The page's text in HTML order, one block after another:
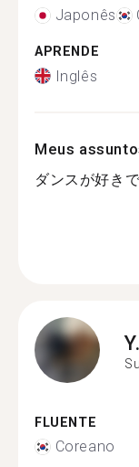
Japonês
APRENDE
Inglês
Meus
ダンスが好きで
Y.
FLUENTE
Coreano